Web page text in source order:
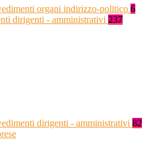
organi indirizzo-politico 6
dirigenti - amministrativi 237
dirigenti - amministrativi 82